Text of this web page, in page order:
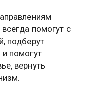
помогут с
подберут
помогут
вернуть